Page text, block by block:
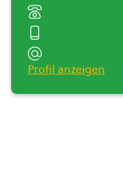
Profil anzeigen